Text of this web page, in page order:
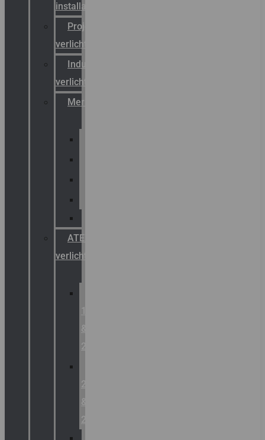
installateurs
Projectreferenties
verlichting
Industriële
verlichting
Merken
ATEX
verlichting
1
&
2
21
&
22